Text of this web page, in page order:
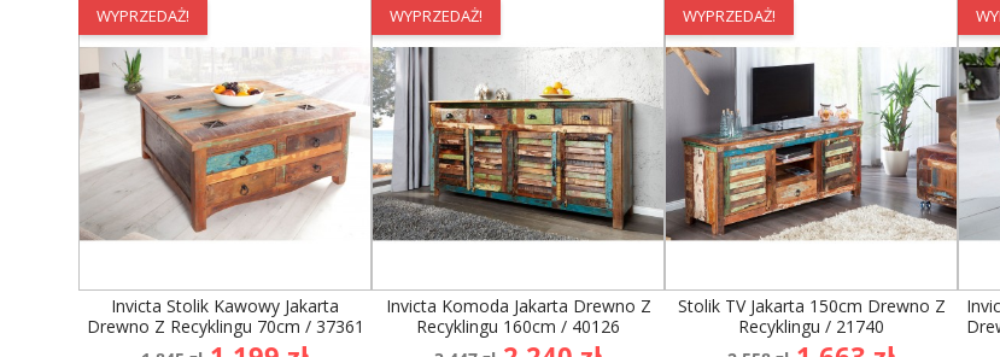
WYPRZEDAŻ!
Invicta Stolik Kawowy Jakarta
Drewno Z Recyklingu 70cm / 37361
WYPRZEDAŻ!
Invicta Komoda Jakarta Drewno Z
Recyklingu 160cm / 40126
WYPRZEDAŻ!
Stolik TV Jakarta 150cm Drewno Z
Recyklingu / 21740